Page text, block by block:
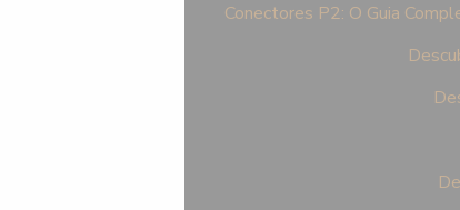
Conectores P2: O Guia